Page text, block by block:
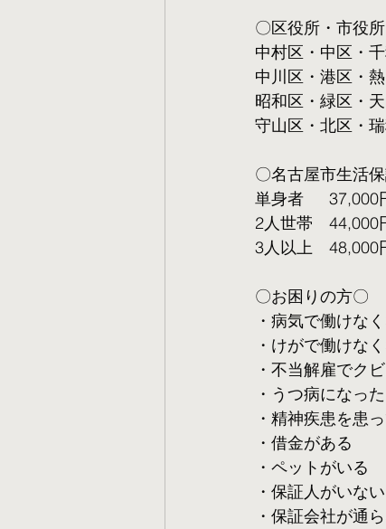
〇区役所・市役
中村区・中区・
中川区・港区・
昭和区・緑区・
守山区・北区・
〇名古屋市生活
単身者  　37,000
2人世帯　44,000
3人以上　48,000
〇お困りの方〇
・病気で働けな
・けがで働けな
・不当解雇でク
・うつ病になった
・精神疾患を患
・借金がある
・ペットがいる
・保証人がいない
・保証会社が通